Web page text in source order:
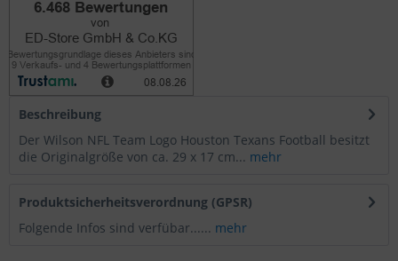
Beschreibung
Der Wilson NFL Team Logo Houston Texans Football besitzt
die Originalgröße von ca. 29 x 17 cm... mehr
Produktsicherheitsverordnung (GPSR)
Folgende Infos sind verfübar...... mehr